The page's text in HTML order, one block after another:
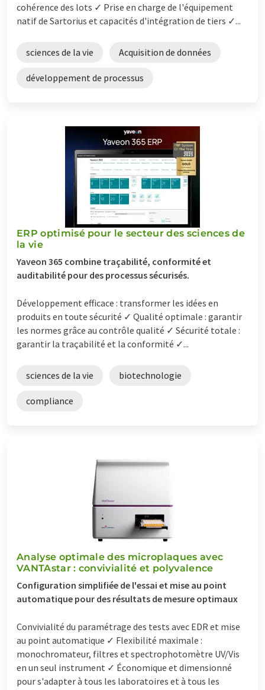
cohérence des lots ✓ Prise en charge de l'équipement
natif de Sartorius et capacités d'intégration de tiers ✓...
sciences de la vie Acquisition de données
développement de processus
ERP optimisé pour le secteur des sciences de
la vie
Yaveon 365 combine traçabilité, conformité et
auditabilité pour des processus sécurisés.
Développement efficace : transformer les idées en
produits en toute sécurité ✓ Qualité optimale : garantir
les normes grâce au contrôle qualité ✓ Sécurité totale :
garantir la traçabilité et la conformité ✓...
sciences de la vie biotechnologie
compliance
Analyse optimale des microplaques avec
VANTAstar : convivialité et polyvalence
Configuration simplifiée de l'essai et mise au point
automatique pour des résultats de mesure optimaux
Convivialité du paramétrage des tests avec EDR et mise
au point automatique ✓ Flexibilité maximale :
monochromateur, filtres et spectrophotomètre UV/Vis
en un seul instrument ✓ Économique et dimensionné
pour s'adapter à tous les laboratoires et à tous les